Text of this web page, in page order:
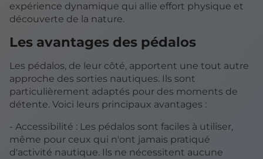
expérience dynamique qui allie effort physique et
découverte de la nature.
Les avantages des pédalos
Les pédalos, de leur côté, apportent une tout autre
approche des sorties nautiques. Ils sont
particulièrement adaptés pour des moments de
détente. Voici leurs principaux avantages :
- Accessibilité : Les pédalos sont faciles à utiliser,
même pour ceux qui n'ont jamais pratiqué
d'activité nautique. Ils ne nécessitent aucune